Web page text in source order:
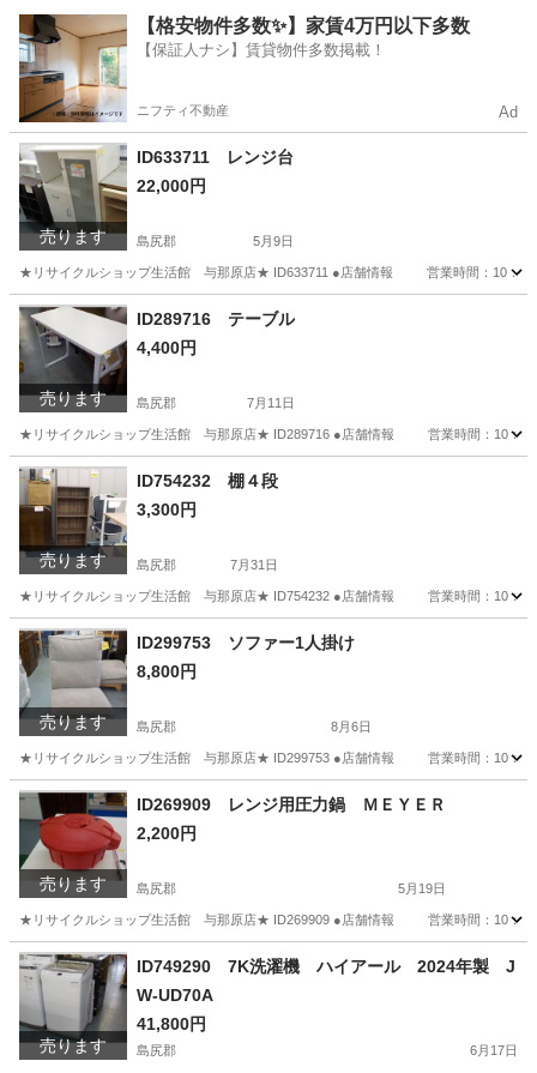
沖縄 島尻郡 その他 商品
【格安物件多数✨】家賃4万円以下多数
【保証人ナシ】賃貸物件多数掲載！
ニフティ不動産 Ad
売ります
ID633711 レンジ台
22,000円
島尻郡 5月9日
★リサイクルショップ生活館 与那原店★ ID633711 ●店舗情報 営業時間：10：
沖縄 島尻郡
売ります
ID289716 テーブル
4,400円
島尻郡 7月11日
★リサイクルショップ生活館 与那原店★ ID289716 ●店舗情報 営業時間：10：
沖縄 島尻郡
売ります
ID754232 棚４段
3,300円
島尻郡 7月31日
★リサイクルショップ生活館 与那原店★ ID754232 ●店舗情報 営業時間：10：
沖縄 島尻郡
売ります
ID299753 ソファー1人掛け
8,800円
島尻郡 8月6日
★リサイクルショップ生活館 与那原店★ ID299753 ●店舗情報 営業時間：10：
沖縄 島尻郡
売ります
ID269909 レンジ用圧力鍋 ＭＥＹＥＲ
2,200円
島尻郡 5月19日
★リサイクルショップ生活館 与那原店★ ID269909 ●店舗情報 営業時間：10：
沖縄 島尻郡
売ります
ID749290 7K洗濯機 ハイアール 2024年製 J
W-UD70A
41,800円
島尻郡 6月17日